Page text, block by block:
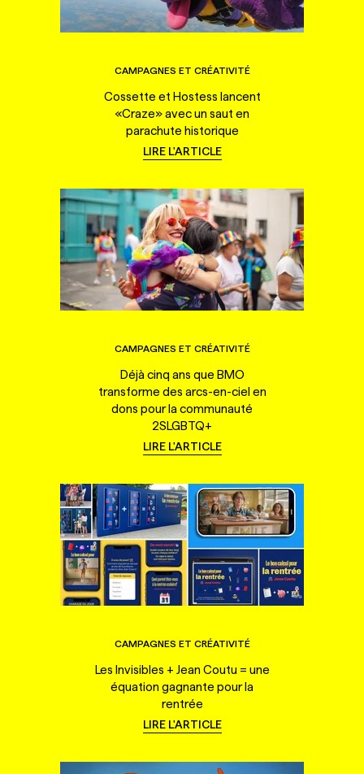
CAMPAGNES ET CRÉATIVITÉ
Cossette et Hostess lancent
«Craze» avec un saut en
parachute historique
LIRE L'ARTICLE
CAMPAGNES ET CRÉATIVITÉ
Déjà cinq ans que BMO
transforme des arcs-en-ciel en
dons pour la communauté
2SLGBTQ+
LIRE L'ARTICLE
CAMPAGNES ET CRÉATIVITÉ
Les Invisibles + Jean Coutu = une
équation gagnante pour la
rentrée
LIRE L'ARTICLE